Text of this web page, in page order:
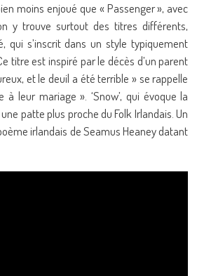
moins enjoué que « Passenger », avec
y trouve surtout des titres différents,
qui s’inscrit dans un style typiquement
titre est inspiré par le décès d’un parent
et le deuil a été terrible » se rappelle
leur mariage ». ‘Snow’, qui évoque la
patte plus proche du Folk Irlandais. Un
irlandais de Seamus Heaney datant